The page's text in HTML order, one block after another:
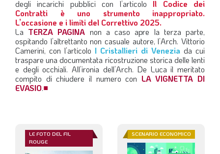
degli incarichi pubblici con l’articolo Il Codice dei
Contratti è uno strumento inappropriato.
L’occasione e i limiti del Correttivo 2025.
La TERZA PAGINA non a caso apre la terza parte,
ospitando l’altrettanto non casuale autore, l’Arch. Vittorio
Camerini, con l’articolo I Cristallieri di Venezia da cui
traspare una documentata ricostruzione storica delle lenti
e degli occhiali. All’ironia dell’Arch. De Luca il meritato
compito di chiudere il numero con LA VIGNETTA DI
EVASIO.■
LE FOTO DEL FIL
ROUGE
SCENARIO ECONOMICO